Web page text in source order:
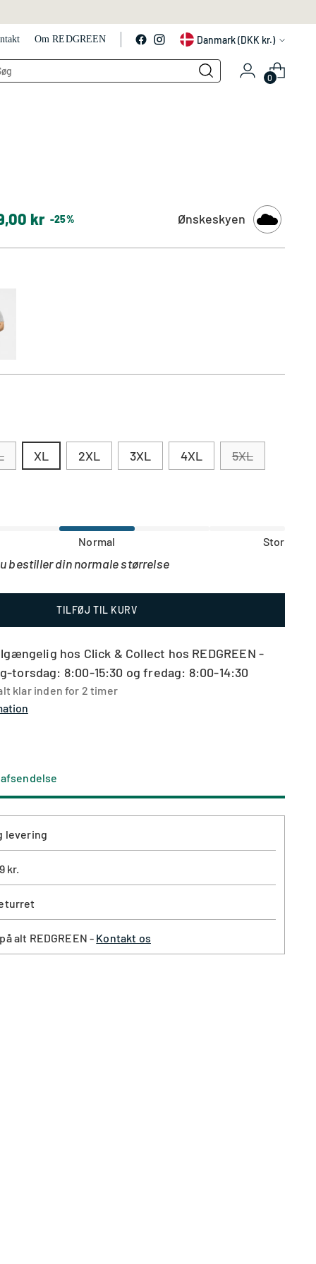
Om REDGREEN Valuta Danmark (DKK kr.)
0
kr -25% Ønskeskyen
XL 2XL 3XL 4XL 5XL
Normal Stor
bestiller din normale størrelse
TILFØJ TIL KURV
hos Click & Collect hos REDGREEN -
torsdag: 8:00-15:30 og fredag: 8:00-14:30
klar inden for 2 timer
levering
kr.
alt REDGREEN - Kontakt os